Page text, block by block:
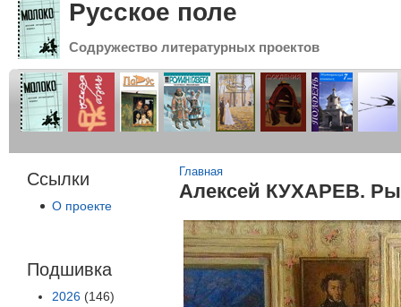
Русское поле
Содружество литературных проектов
Ссылки
О проекте
Подшивка
2026 (146)
Вы здесь
Главная
Алексей КУХАРЕВ.